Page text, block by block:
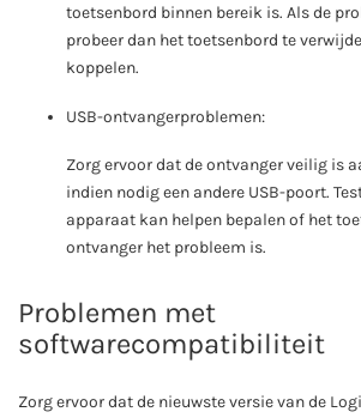
toetsenbord binnen bereik is. Als de
probeer dan het toetsenbord te
koppelen.
USB-ontvangerproblemen:
Zorg ervoor dat de ontvanger veilig is
indien nodig een andere USB-poort.
apparaat kan helpen bepalen of het
ontvanger het probleem is.
Problemen met
softwarecompatibiliteit
Zorg ervoor dat de nieuwste versie van de